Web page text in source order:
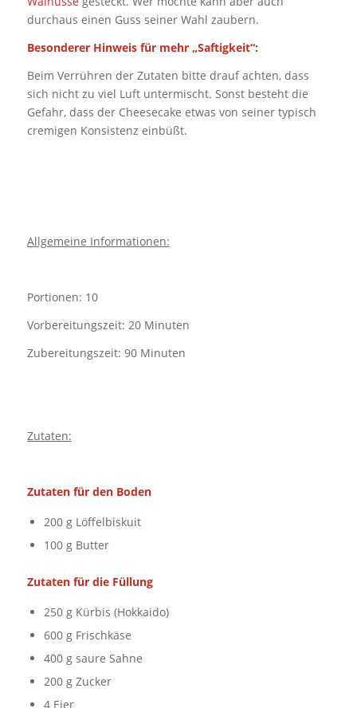
durchaus einen Guss seiner Wahl zaubern.
Besonderer Hinweis für mehr „Saftigkeit“:
Beim Verrühren der Zutaten bitte drauf achten, dass
sich nicht zu viel Luft untermischt. Sonst besteht die
Gefahr, dass der Cheesecake etwas von seiner typisch
cremigen Konsistenz einbüßt.
Allgemeine Informationen:
Portionen: 10
Vorbereitungszeit: 20 Minuten
Zubereitungszeit: 90 Minuten
Zutaten:
Zutaten für den Boden
200 g Löffelbiskuit
100 g Butter
Zutaten für die Füllung
250 g Kürbis (Hokkaido)
600 g Frischkäse
400 g saure Sahne
200 g Zucker
4 Eier